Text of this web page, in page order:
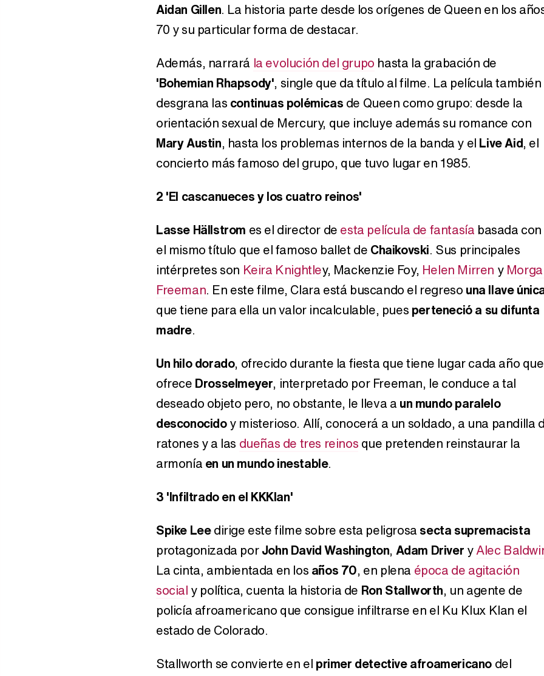
Aidan Gillen. La historia parte desde los orígenes de Queen en los
70 y su particular forma de destacar.
Además, narrará la evolución del grupo hasta la grabación de
'Bohemian Rhapsody', single que da título al filme. La película también
desgrana las continuas polémicas de Queen como grupo: desde la
orientación sexual de Mercury, que incluye además su romance con
Mary Austin, hasta los problemas internos de la banda y el Live Aid, el
concierto más famoso del grupo, que tuvo lugar en 1985.
2 'El cascanueces y los cuatro reinos'
Lasse Hällstrom es el director de esta película de fantasía basada con
el mismo título que el famoso ballet de Chaikovski. Sus principales
intérpretes son Keira Knightley, Mackenzie Foy, Helen Mirren y
Freeman. En este filme, Clara está buscando el regreso una llave
que tiene para ella un valor incalculable, pues perteneció a su difunta
madre.
Un hilo dorado, ofrecido durante la fiesta que tiene lugar cada año que
ofrece Drosselmeyer, interpretado por Freeman, le conduce a tal
deseado objeto pero, no obstante, le lleva a un mundo paralelo
desconocidoy misterioso. Allí, conocerá a un soldado, a una pandilla
ratones y a las dueñas de tres reinos que pretenden reinstaurar la
armonía en un mundo inestable.
3 'Infiltrado en el KKKlan'
Spike Leedirige este filme sobre esta peligrosasecta supremacista
protagonizada porJohn David Washington, Adam Driver yAlec
La cinta, ambientada en los años 70, en plena época de agitación
social y política, cuenta la historia de Ron Stallworth, un agente de
policía afroamericano que consigue infiltrarse en el Ku Klux Klan el
estado de Colorado.
Stallworth se convierte en el primer detective afroamericano del